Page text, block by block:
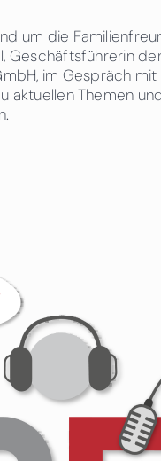
um die
Geschäftsführerin
im Gespräch
aktuellen Themen